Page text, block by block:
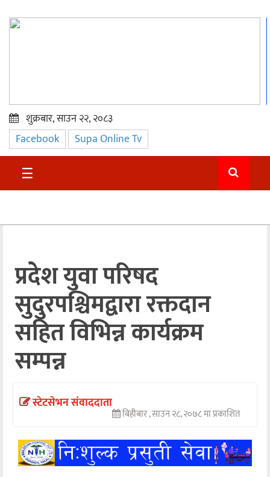
प्रमुख
समाचार
सुदुर
अन्तराष्ट्रिय
अन्तर्वार्ता
अर्थ
खेलकुद
मनोरञ्जन
शुक्रबार, साउन २२, २०८३
Facebook Supa Online Tv
☰
प्रदेश युवा परिषद
सुदुरपश्चिमद्वारा रक्तदान
सहित विभिन्न कार्यक्रम
सम्पन्न
स्टेटसेभन संवाददाता
बिहीबार , साउन २८, २०७८ मा प्रकाशित